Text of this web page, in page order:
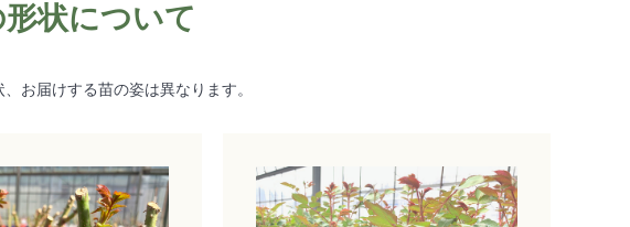
状について
お届けする苗の姿は異なります。